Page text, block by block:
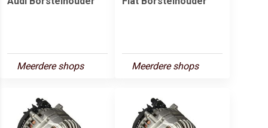
Meerdere shops Meerdere shops